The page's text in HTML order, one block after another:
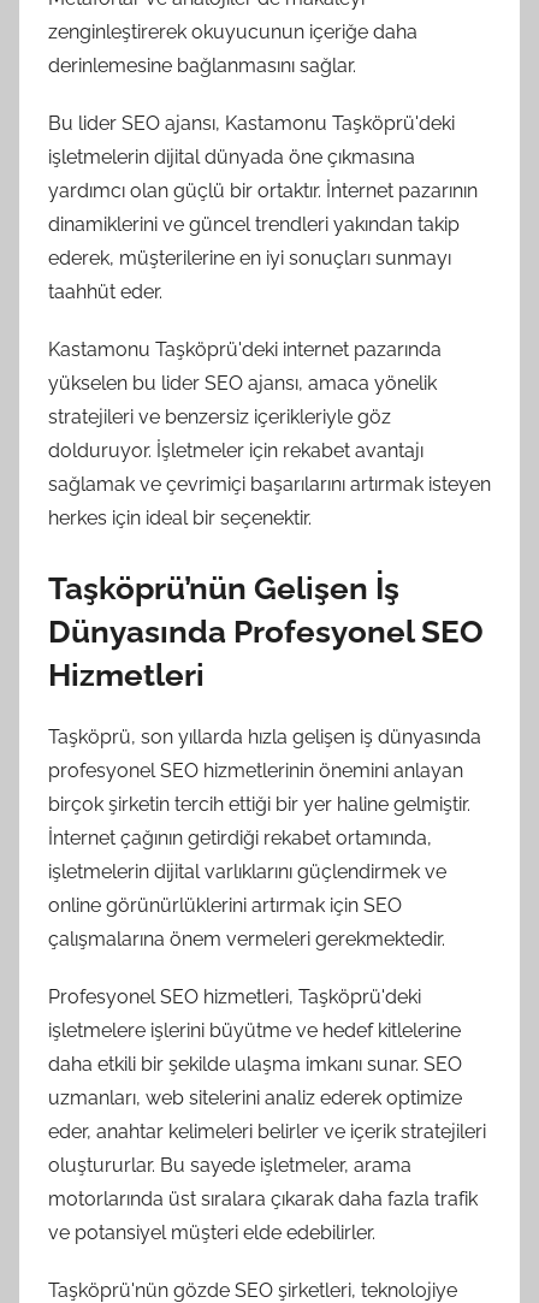
zenginleştirerek okuyucunun içeriğe daha
derinlemesine bağlanmasını sağlar.
Bu lider SEO ajansı, Kastamonu Taşköprü'deki
işletmelerin dijital dünyada öne çıkmasına
yardımcı olan güçlü bir ortaktır. İnternet pazarının
dinamiklerini ve güncel trendleri yakından takip
ederek, müşterilerine en iyi sonuçları sunmayı
taahhüt eder.
Kastamonu Taşköprü'deki internet pazarında
yükselen bu lider SEO ajansı, amaca yönelik
stratejileri ve benzersiz içerikleriyle göz
dolduruyor. İşletmeler için rekabet avantajı
sağlamak ve çevrimiçi başarılarını artırmak isteyen
herkes için ideal bir seçenektir.
Taşköprü’nün Gelişen İş
Dünyasında Profesyonel SEO
Hizmetleri
Taşköprü, son yıllarda hızla gelişen iş dünyasında
profesyonel SEO hizmetlerinin önemini anlayan
birçok şirketin tercih ettiği bir yer haline gelmiştir.
İnternet çağının getirdiği rekabet ortamında,
işletmelerin dijital varlıklarını güçlendirmek ve
online görünürlüklerini artırmak için SEO
çalışmalarına önem vermeleri gerekmektedir.
Profesyonel SEO hizmetleri, Taşköprü'deki
işletmelere işlerini büyütme ve hedef kitlelerine
daha etkili bir şekilde ulaşma imkanı sunar. SEO
uzmanları, web sitelerini analiz ederek optimize
eder, anahtar kelimeleri belirler ve içerik stratejileri
oluştururlar. Bu sayede işletmeler, arama
motorlarında üst sıralara çıkarak daha fazla trafik
ve potansiyel müşteri elde edebilirler.
Taşköprü'nün gözde SEO şirketleri, teknolojiye